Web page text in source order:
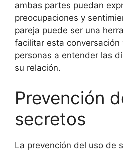
ambas partes puedan
preocupaciones y
pareja puede ser una
facilitar esta conversación
personas a entender las
su relación.
Prevención
secretos
La prevención del uso de